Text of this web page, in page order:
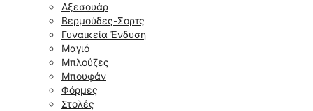
Αξεσουάρ
Βερμούδες-Σορτς
Γυναικεία Ένδυση
Μαγιό
Μπλούζες
Μπουφάν
Φόρμες
Στολές